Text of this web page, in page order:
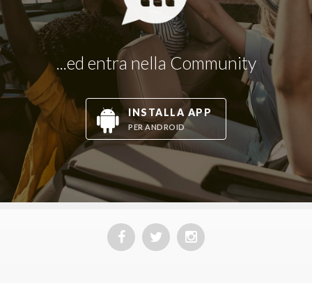
...ed entra nella Community
INSTALLA APP
PER ANDROID
FacebookTwitterInstagram